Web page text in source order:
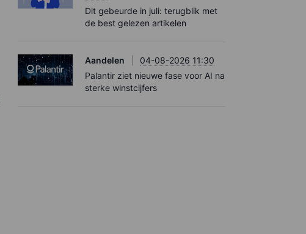
Dit gebeurde in juli: terugblik met
de best gelezen artikelen
Aandelen
04-08-2026 11:30
Palantir ziet nieuwe fase voor AI na
sterke winstcijfers